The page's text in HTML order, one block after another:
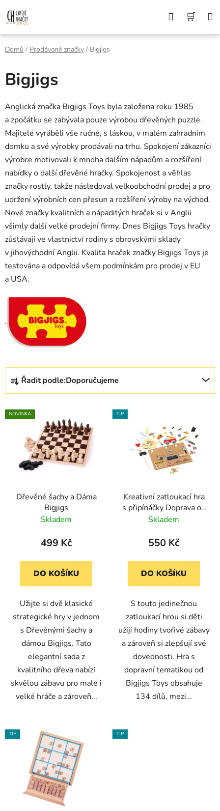
na
obsah
Z DŮVODU DOVOLENÉ BUDEME VAŠE
OBJEDNÁVKY ODESÍLAT AŽ 10. 8. DĚKUJEME
ZA POCHOPENÍ A PŘEJEME KRÁSNÉ LÉTO🌞
Hledat
Domů / Prodávané značky / Bigjigs
Bigjigs
Anglická značka Bigjigs Toys byla založena roku 1985
a zpočátku se zabývala pouze výrobou dřevěných puzzle.
Majitelé vyráběli vše ručně, s láskou, v malém zahradním
domku a své výrobky prodávali na trhu. Spokojení zákazníci
výrobce motivovali k mnoha dalším nápadům a rozšíření
nabídky o další dřevěné hračky. Spokojenost a věhlas
značky rostly, takže následoval velkoobchodní prodej a pro
udržení výrobních cen přesun a rozšíření výroby na východ.
Nové značky kvalitních a nápaditých hraček si v Anglii
všimly další velké prodejní firmy. Dnes Bigjigs Toys hračky
zůstávají ve vlastnictví rodiny s obrovskými sklady
v jihovýchodní Anglii. Kvalita hraček značky Bigjigs Toys je
testována a odpovídá všem podmínkám pro prodej v EU
a USA.
.
Ř
z
e
n
Řadit podle:Doporučujeme
V
ý
NOVINKA
Dřevěné šachy a Dáma
Bigjigs
Skladem
499 Kč
DO KOŠÍKU
Užijte si dvě klasické
strategické hry v jednom
s Dřevěnými šachy a
dámou Bigjigs. Tato
elegantní sada z
kvalitního dřeva nabízí
skvělou zábavu pro malé i
velké hráče a zároveň...
TIP
Kreativní zatloukací hra
s připínáčky Doprava od
Bigjigs Toys (134 dílů)
Skladem
550 Kč
DO KOŠÍKU
S touto jedinečnou
zatloukací hrou si děti
užijí hodiny tvořivé zábavy
a zároveň si zlepšují své
dovednosti. Hra s
dopravní tematikou od
Bigjigs Toys obsahuje
134 dílů, mezi...
TIP TIP